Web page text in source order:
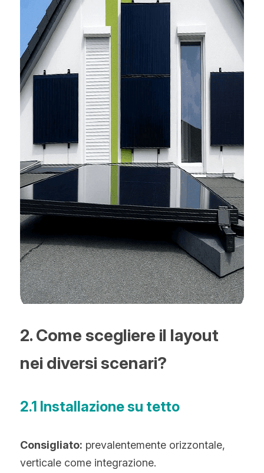
2. Come scegliere il layout
nei diversi scenari?
2.1 Installazione su tetto
Consigliato: prevalentemente orizzontale,
verticale come integrazione.